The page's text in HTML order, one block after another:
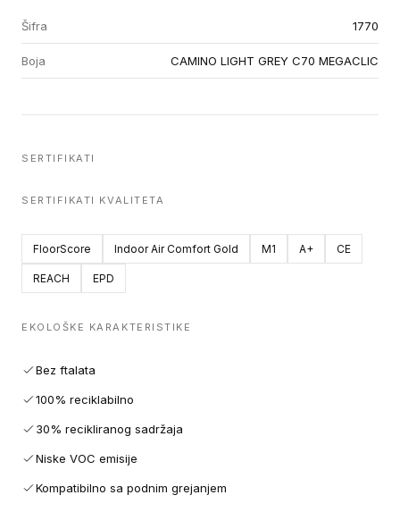
Šifra 1770
Boja CAMINO LIGHT GREY C70 MEGACLIC
SERTIFIKATI
SERTIFIKATI KVALITETA
FloorScore Indoor Air Comfort Gold M1 A+ CE
REACH EPD
EKOLOŠKE KARAKTERISTIKE
Bez ftalata
100% reciklabilno
30% recikliranog sadržaja
Niske VOC emisije
Kompatibilno sa podnim grejanjem